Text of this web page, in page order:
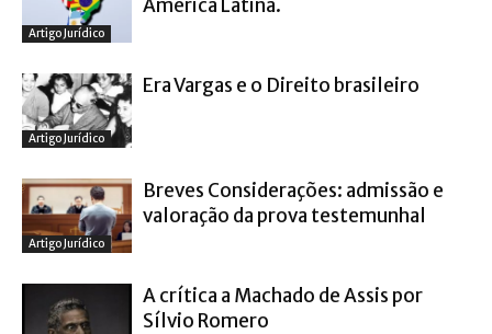
Artigo Jurídico
América Latina.
Artigo Jurídico
Era Vargas e o Direito brasileiro
Artigo Jurídico
Breves Considerações: admissão e
valoração da prova testemunhal
A crítica a Machado de Assis por
Sílvio Romero